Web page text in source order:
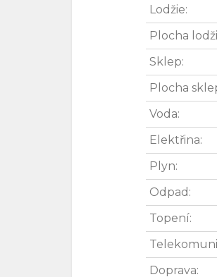
Lodžie:
Plocha
Sklep:
Plocha
Voda:
Elektřina:
Plyn:
Odpad:
Topení:
Doprava: